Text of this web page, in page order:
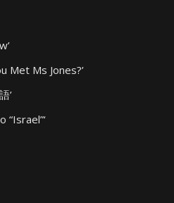
Met Ms Jones?’
’
“Israel”‘